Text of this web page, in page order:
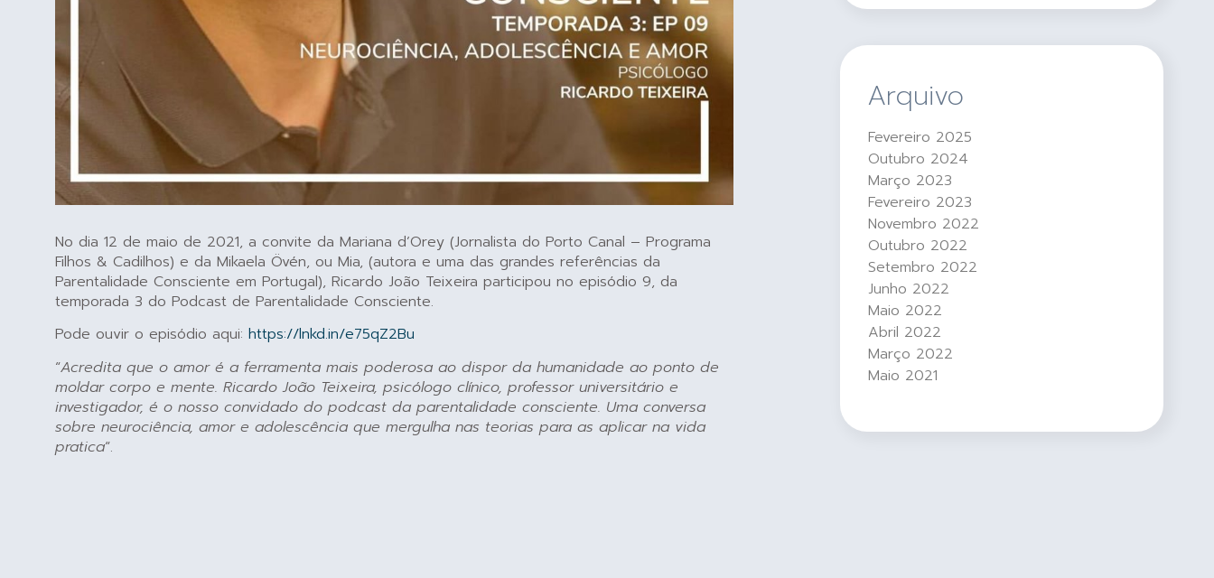
No dia 12 de maio de 2021, a convite da Mariana d’Orey (Jornalista do Porto Canal – Programa
Filhos & Cadilhos) e da Mikaela Övén, ou Mia, (autora e uma das grandes referências da
Parentalidade Consciente em Portugal), Ricardo João Teixeira participou no episódio 9, da
temporada 3 do Podcast de Parentalidade Consciente.
Pode ouvir o episódio aqui:https://lnkd.in/e75qZ2Bu
“Acredita que o amor é a ferramenta mais poderosa ao dispor da humanidade ao ponto de
moldar corpo e mente. Ricardo João Teixeira, psicólogo clínico, professor universitário e
investigador, é o nosso convidado do podcast da parentalidade consciente. Uma conversa
sobre neurociência, amor e adolescência que mergulha nas teorias para as aplicar na vida
pratica“.
Arquivo
Fevereiro 2025
Outubro 2024
Março 2023
Fevereiro 2023
Novembro 2022
Outubro 2022
Setembro 2022
Junho 2022
Maio 2022
Abril 2022
Março 2022
Maio 2021